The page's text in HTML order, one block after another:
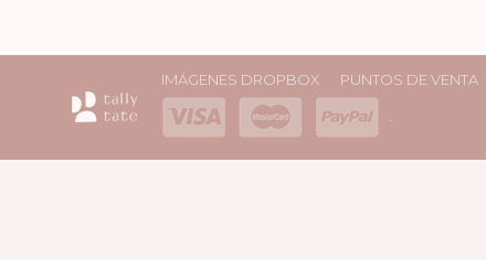
IMÁGENES DROPBOX PUNTOS DE VENTA
.